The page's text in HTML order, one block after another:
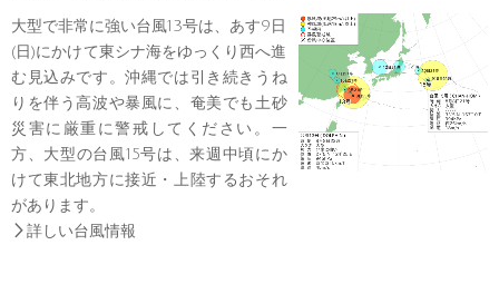
大型で非常に強い台風13号は、あす9日
(日)にかけて東シナ海をゆっくり西へ進
む見込みです。沖縄では引き続きうね
りを伴う高波や暴風に、奄美でも土砂
災害に厳重に警戒してください。一
方、大型の台風15号は、来週中頃にか
けて東北地方に接近・上陸するおそれ
があります。
 詳しい台風情報